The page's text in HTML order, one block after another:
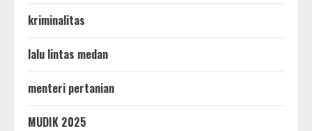
kriminalitas
lalu lintas medan
menteri pertanian
MUDIK 2025